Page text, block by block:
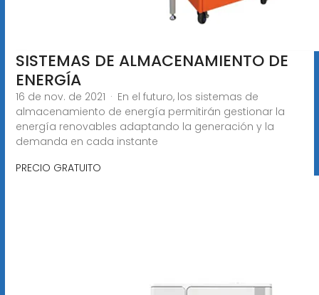
SISTEMAS DE ALMACENAMIENTO DE
ENERGÍA
16 de nov. de 2021 · En el futuro, los sistemas de
almacenamiento de energía permitirán gestionar la
energía renovables adaptando la generación y la
demanda en cada instante
PRECIO GRATUITO